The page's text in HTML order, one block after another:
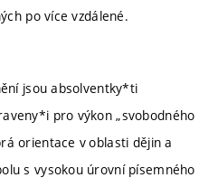
po více vzdálené.
jsou absolventky*ti
pro výkon „svobodného
orientace v oblasti dějin a
s vysokou úrovní písemného